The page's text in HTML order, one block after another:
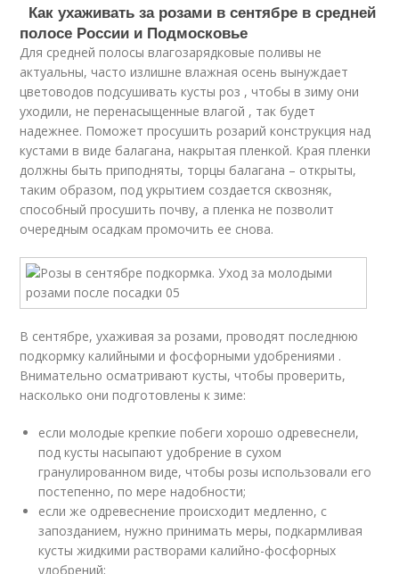
Как ухаживать за розами в сентябре в средней
полосе России и Подмосковье
Для средней полосы влагозарядковые поливы не
актуальны, часто излишне влажная осень вынуждает
цветоводов подсушивать кусты роз , чтобы в зиму они
уходили, не перенасыщенные влагой , так будет
надежнее. Поможет просушить розарий конструкция над
кустами в виде балагана, накрытая пленкой. Края пленки
должны быть приподняты, торцы балагана – открыты,
таким образом, под укрытием создается сквозняк,
способный просушить почву, а пленка не позволит
очередным осадкам промочить ее снова.
В сентябре, ухаживая за розами, проводят последнюю
подкормку калийными и фосфорными удобрениями .
Внимательно осматривают кусты, чтобы проверить,
насколько они подготовлены к зиме:
если молодые крепкие побеги хорошо одревеснели,
под кусты насыпают удобрение в сухом
гранулированном виде, чтобы розы использовали его
постепенно, по мере надобности;
если же одревеснение происходит медленно, с
запозданием, нужно принимать меры, подкармливая
кусты жидкими растворами калийно-фосфорных
удобрений;